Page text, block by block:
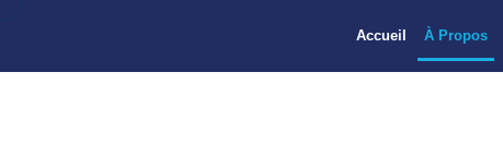
Accueil À Propos